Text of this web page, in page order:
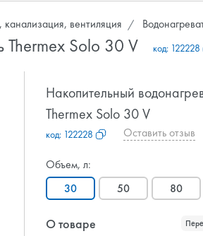
вентиляция
Thermex Solo 30 V код: 122228
Накопительный
Thermex Solo 30 V
код: 122228 Оставить отзыв
Объем, л:
30
50 80
О товаре